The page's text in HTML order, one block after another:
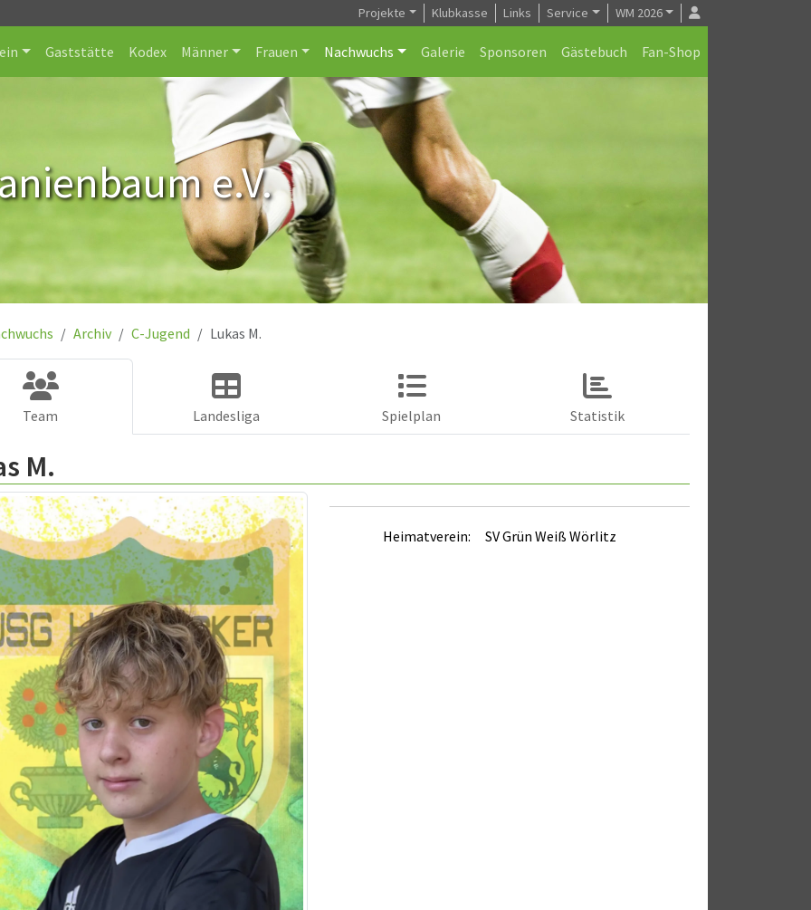
Projekte Klubkasse Links Service WM 2026
Gaststätte Kodex Männer Frauen Nachwuchs Galerie Sponsoren Gästebuch Fan-Shop
e.V.
Archiv C-Jugend Lukas M.
Team Landesliga Spielplan Statistik
M.
Heimatverein: SV Grün Weiß Wörlitz